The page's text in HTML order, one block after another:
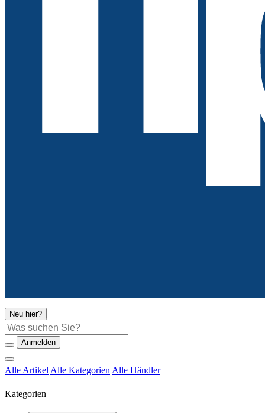
Neu hier?
Suche
Anmelden
Alle Artikel Alle Kategorien Alle Händler
Kategorien